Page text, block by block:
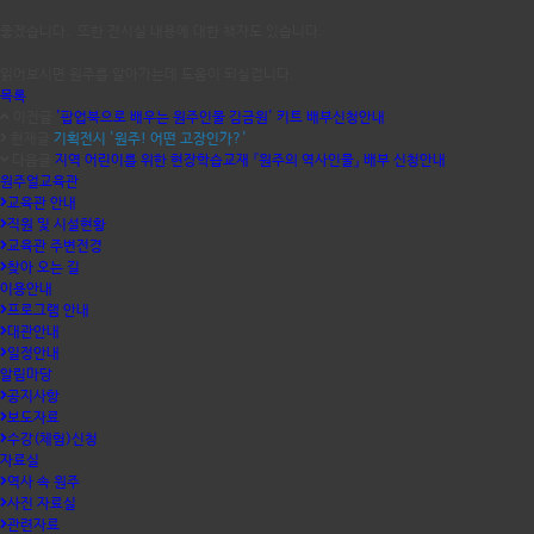
목록
'팝업북으로 배우는 원주인물 김금원' 키트 배부신청안내
기획전시 '원주! 어떤 고장인가?'
지역 어린이를 위한 현장학습교재 『원주의 역사인물』 배부 신청안내
원주얼교육관
교육관 안내
직원 및 시설현황
교육관 주변전경
찾아 오는 길
이용안내
프로그램 안내
대관안내
일정안내
알림마당
공지사항
보도자료
수강(체험)신청
자료실
역사 속 원주
사진 자료실
관련자료